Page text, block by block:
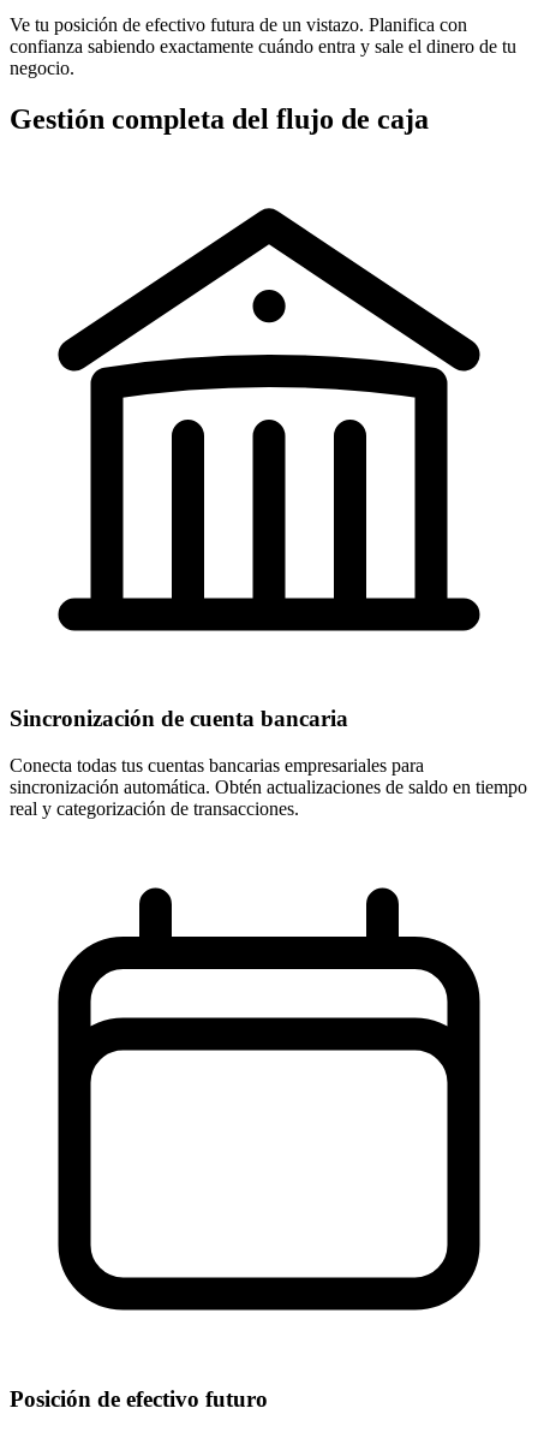
Ve tu posición de efectivo futura de un vistazo. Planifica con
confianza sabiendo exactamente cuándo entra y sale el dinero de tu
negocio.
Gestión completa del flujo de caja
Sincronización de cuenta bancaria
Conecta todas tus cuentas bancarias empresariales para
sincronización automática. Obtén actualizaciones de saldo en tiempo
real y categorización de transacciones.
Posición de efectivo futuro